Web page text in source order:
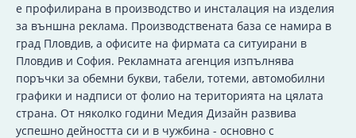
e профилирана в производство и инсталация на изделия
за външна реклама. Производствената база се намира в
град Пловдив, а офисите на фирмата са ситуирани в
Пловдив и София. Рекламната агенция изпълнява
поръчки за обемни букви, табели, тотеми, автомобилни
графики и надписи от фолио на територията на цялата
страна. От няколко години Медия Дизайн развива
успешно дейността си и в чужбина - основно с